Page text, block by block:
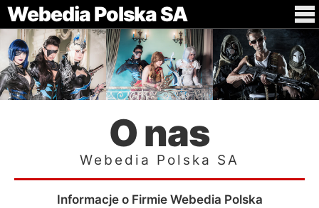
Webedia Polska SA
O nas
Webedia Polska SA
Informacje o Firmie Webedia Polska